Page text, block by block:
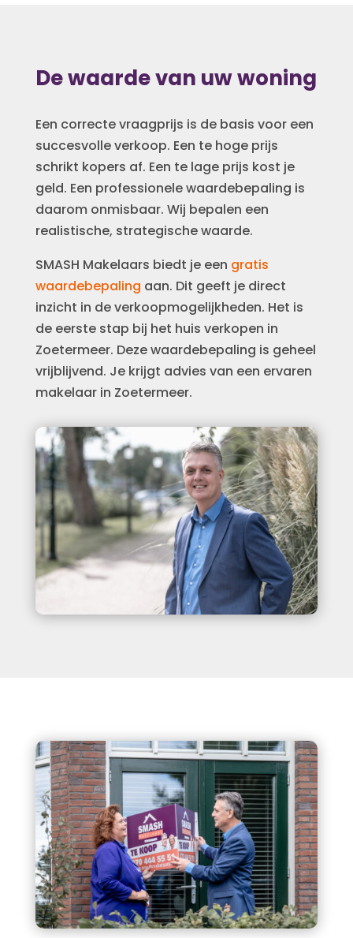
De waarde van uw woning
Een correcte vraagprijs is de basis voor een
succesvolle verkoop. Een te hoge prijs
schrikt kopers af. Een te lage prijs kost je
geld. Een professionele waardebepaling is
daarom onmisbaar. Wij bepalen een
realistische, strategische waarde.
SMASH Makelaars biedt je een gratis
waardebepaling aan. Dit geeft je direct
inzicht in de verkoopmogelijkheden. Het is
de eerste stap bij het huis verkopen in
Zoetermeer. Deze waardebepaling is geheel
vrijblijvend. Je krijgt advies van een ervaren
makelaar in Zoetermeer.